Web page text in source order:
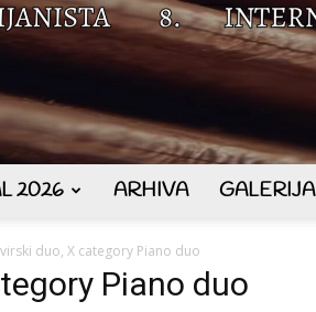
2026 ARHIVA GALERIJA
duo, X category Piano duo
Piano duo